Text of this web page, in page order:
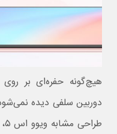
هیچ‌گونه حفره‌ای بر روی
دوربین سلفی دیده